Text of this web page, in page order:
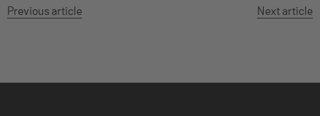
Previous article Next article